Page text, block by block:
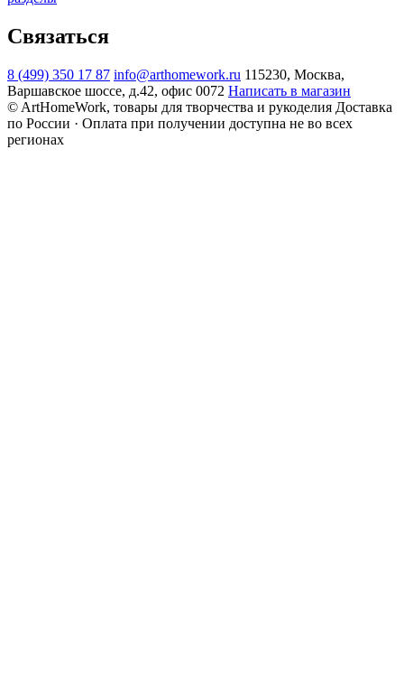
Связаться
8 (499) 350 17 87 info@arthomework.ru 115230, Москва,
Варшавское шоссе, д.42, офис 0072 Написать в магазин
© ArtHomeWork, товары для творчества и рукоделия Доставка
по России · Оплата при получении доступна не во всех
регионах